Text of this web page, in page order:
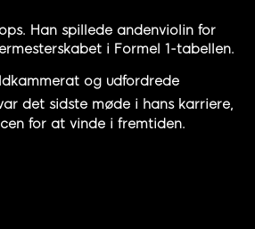
Han spillede andenviolin for
i Formel 1-tabellen.
og udfordrede
det sidste møde i hans karriere,
for at vinde i fremtiden.